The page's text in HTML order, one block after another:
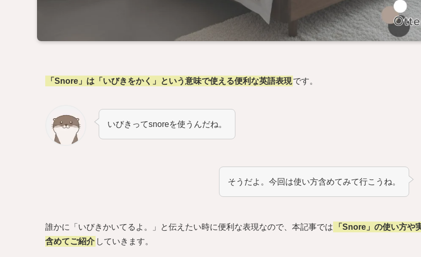
「Snore」は「いびきをかく」という意味で使える便利な英語表現です。
いびきってsnoreを使うんだね。
そうだよ。今回は使い方含めてみて行こうね。
誰かに「いびきかいてるよ。」と伝えたい時に便利な表現なので、本記事では
「Snore」の使い方や
含めてご紹介 していきます。